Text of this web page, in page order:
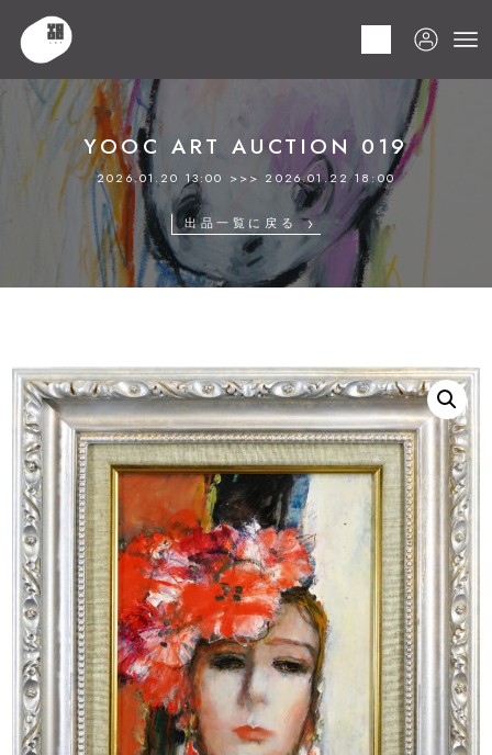
HOME
YOOC ART AUCTION 019
2026.01.20 13:00 >>> 2026.01.22 18:00
出品一覧に戻る